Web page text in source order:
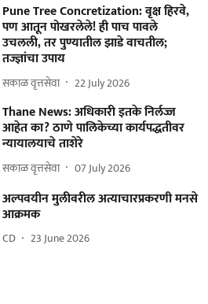
Pune Tree Concretization: वृक्ष हिरवे,
पण आतून पोखरलेले! ही पाच पावले
उचलली, तर पुण्यातील झाडे वाचतील;
तज्ज्ञांचा उपाय
सकाळ वृत्तसेवा 22 July 2026
Thane News: अधिकारी इतके निर्लज्ज
आहेत का? ठाणे पालिकेच्या कार्यपद्धतीवर
न्यायालयाचे ताशेरे
सकाळ वृत्तसेवा 07 July 2026
अल्पवयीन मुलीवरील अत्याचारप्रकरणी मनसे
आक्रमक
CD 23 June 2026